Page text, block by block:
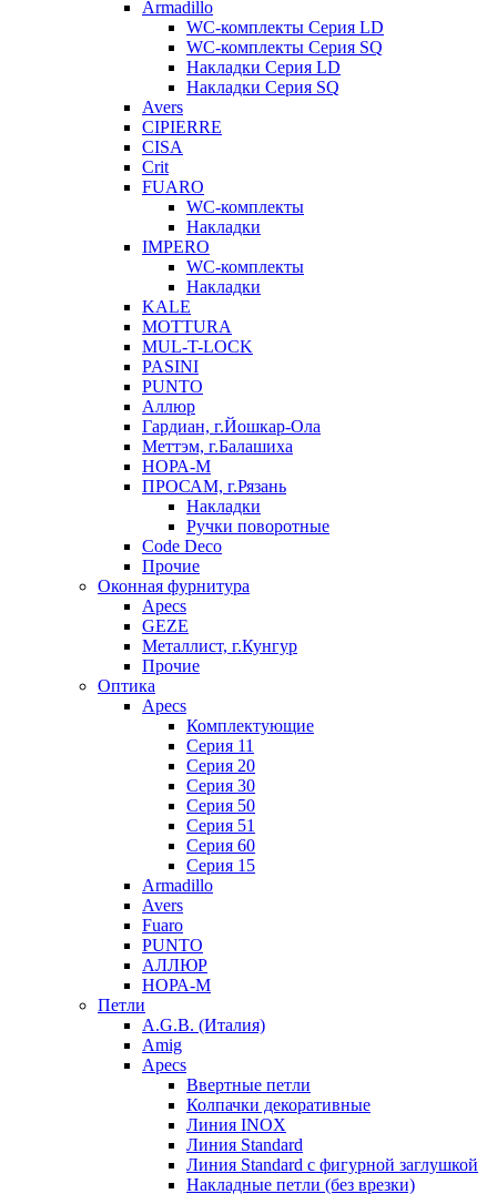
Armadillo
WC-комплекты Серия LD
WC-комплекты Серия SQ
Накладки Серия LD
Накладки Серия SQ
Avers
CIPIERRE
CISA
Crit
FUARO
WC-комплекты
Накладки
IMPERO
WC-комплекты
Накладки
KALE
MOTTURA
MUL-T-LOCK
PASINI
PUNTO
Аллюр
Гардиан, г.Йошкар-Ола
Меттэм, г.Балашиха
НОРА-М
ПРОСАМ, г.Рязань
Накладки
Ручки поворотные
Code Deco
Прочие
Оконная фурнитура
Apecs
GEZE
Металлист, г.Кунгур
Прочие
Оптика
Apecs
Комплектующие
Серия 11
Серия 20
Серия 30
Серия 50
Серия 51
Серия 60
Серия 15
Armadillo
Avers
Fuaro
PUNTO
АЛЛЮР
НОРА-М
Петли
A.G.B. (Италия)
Amig
Apecs
Ввертные петли
Колпачки декоративные
Линия INOX
Линия Standard
Линия Standard с фигурной заглушкой
Накладные петли (без врезки)